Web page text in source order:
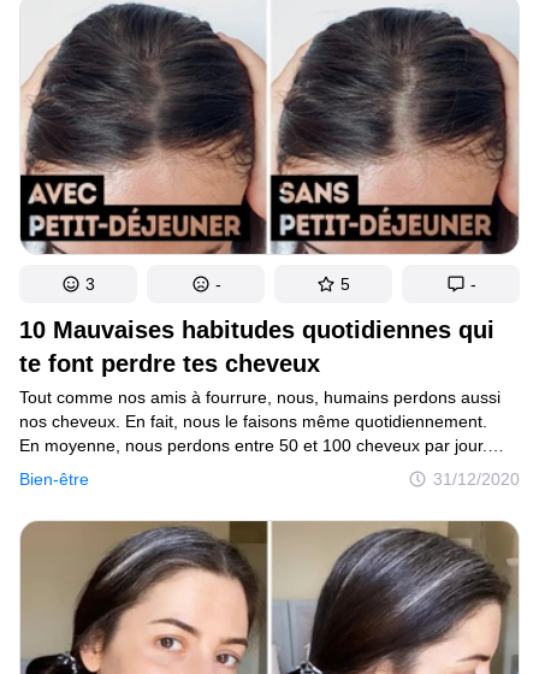
certains plats populaires peuvent eux aussi laisser perplexes.
10 Mauvaises habitudes quotidiennes qui
te font perdre tes cheveux
Bien-être 31/12/2020
Tout comme nos amis à fourrure, nous, humains perdons aussi
nos cheveux. En fait, nous le faisons même quotidiennement.
En moyenne, nous perdons entre 50 et 100 cheveux par jour.
Mais c’est tout à fait normal, et bien que ça ne soit pas si évident
à remarquer, nous avons plus de 100 000 follicules pileux sur
notre cuir chevelu. Mais parfois, pour diverses raisons, il arrive
que nous perdions plus de cheveux que de raison.
3 - 5 -